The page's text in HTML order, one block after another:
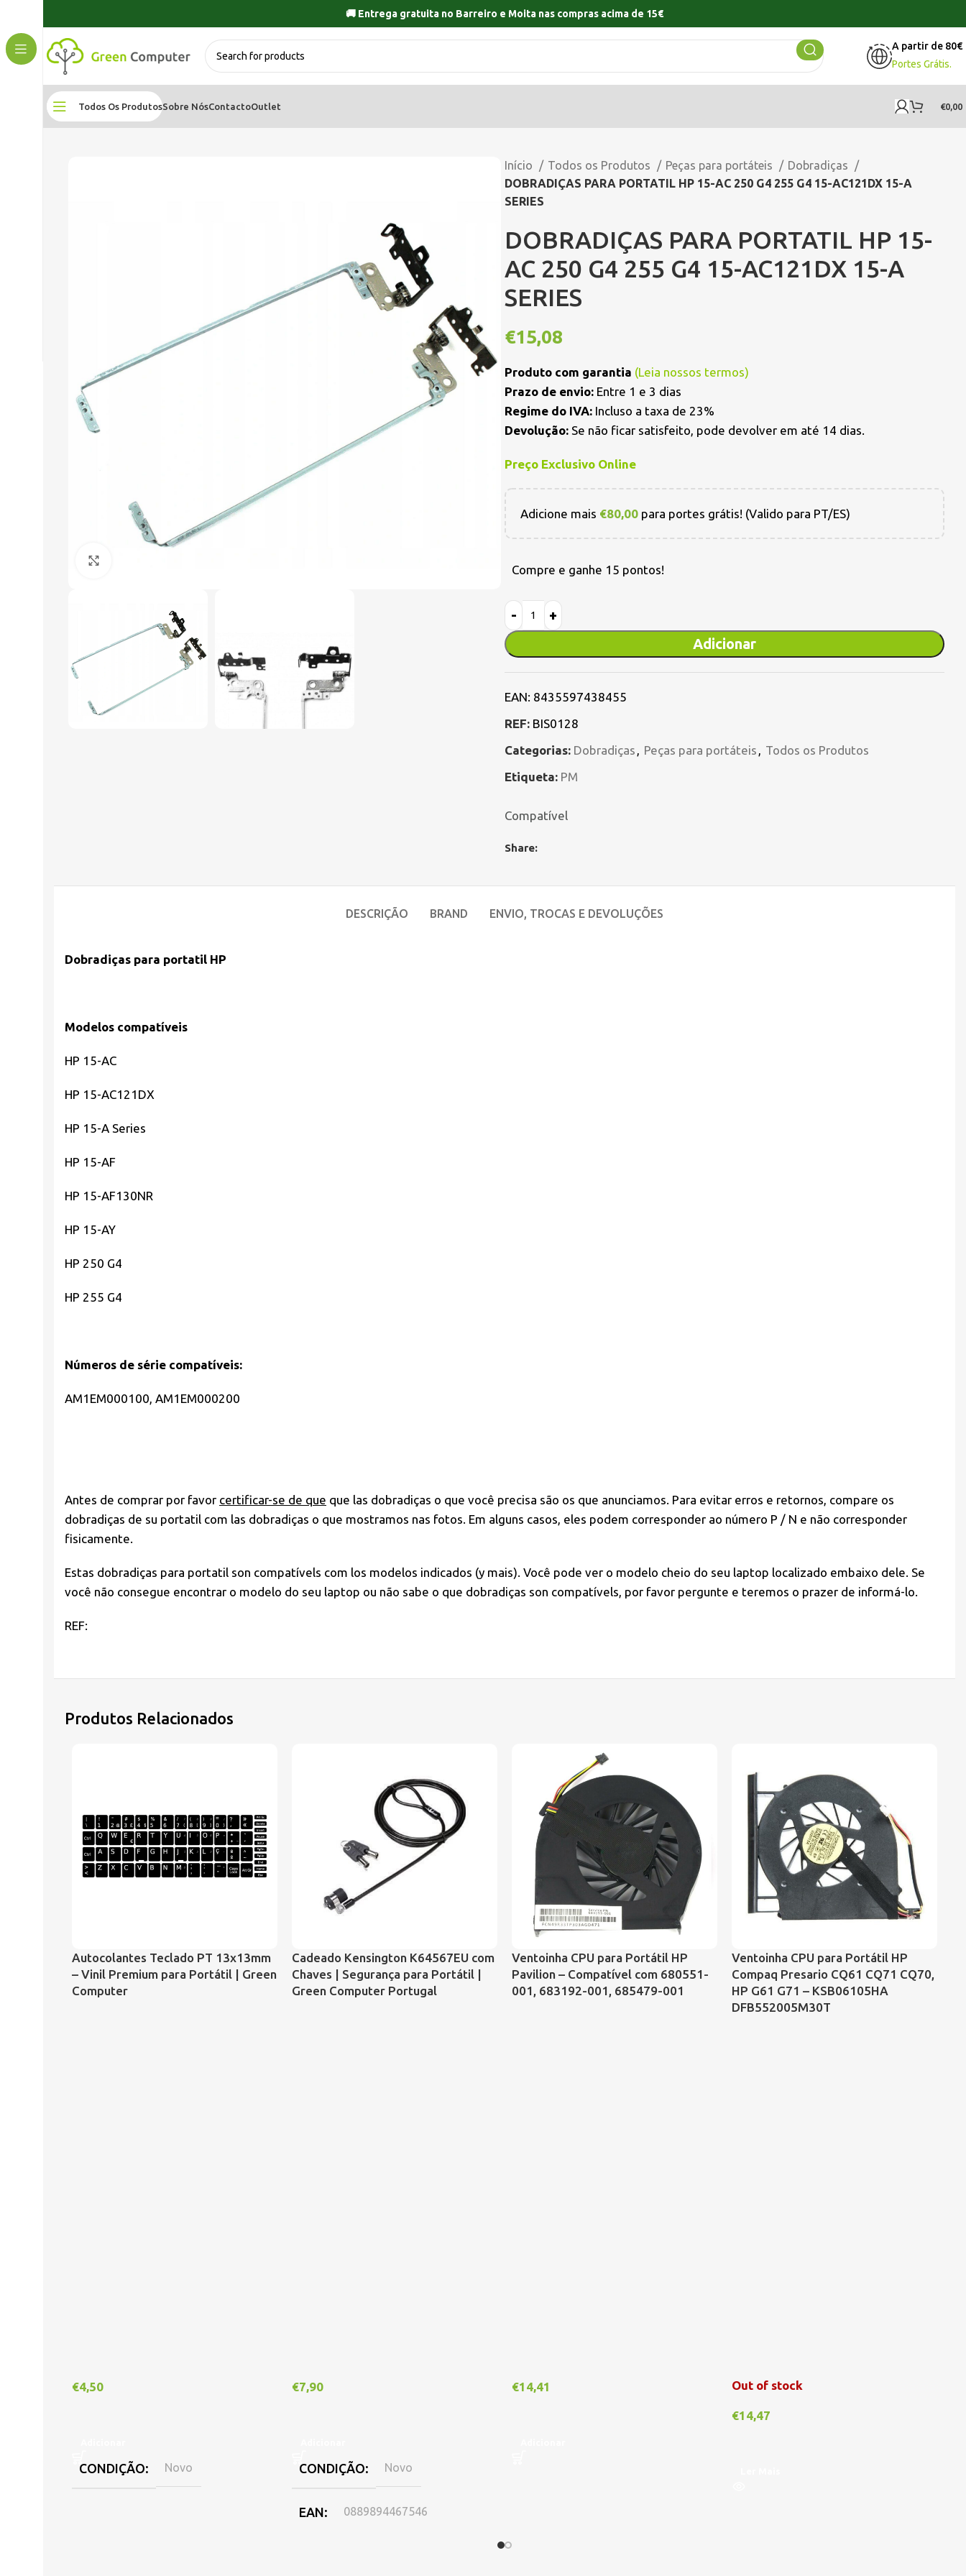
🚚 Entrega gratuita no Barreiro e Moita nas compras acima de 15€
A partir de 80€
Portes Grátis.
Todos Os ProdutosSobre NósContactoOutlet €0,00
Início Todos os Produtos Peças para portáteis
Dobradiças
DOBRADIÇAS PARA PORTATIL HP 15-AC 250 G4 255 G4 15-AC121DX 15-A
SERIES
DOBRADIÇAS PARA PORTATIL HP 15-
AC 250 G4 255 G4 15-AC121DX 15-A
SERIES
€15,08
Produto com garantia (Leia nossos termos)
Prazo de envio: Entre 1 e 3 dias
Regime do IVA: Incluso a taxa de 23%
Devolução: Se não ficar satisfeito, pode devolver em até 14 dias.
Preço Exclusivo Online
Adicione mais €80,00 para portes grátis! (Valido para PT/ES)
Compre e ganhe 15 pontos!
Adicionar
EAN: 8435597438455
REF: BIS0128
Categorias: Dobradiças , Peças para portáteis , Todos os Produtos
Etiqueta: PM
Compatível
Share:
DESCRIÇÃO BRAND ENVIO, TROCAS E DEVOLUÇÕES
Dobradiças para portatil HP
Modelos compatíveis
HP 15-AC
HP 15-AC121DX
HP 15-A Series
HP 15-AF
HP 15-AF130NR
HP 15-AY
HP 250 G4
HP 255 G4
Números de série compatíveis:
AM1EM000100, AM1EM000200
Antes de comprar por favor certificar-se de que que las dobradiças o que você precisa são os que anunciamos. Para evitar erros e retornos, compare os
dobradiças de su portatil com las dobradiças o que mostramos nas fotos. Em alguns casos, eles podem corresponder ao número P / N e não corresponder
fisicamente.
Estas dobradiças para portatil son compatívels com los modelos indicados (y mais). Você pode ver o modelo cheio do seu laptop localizado embaixo dele. Se
você não consegue encontrar o modelo do seu laptop ou não sabe o que dobradiças son compatívels, por favor pergunte e teremos o prazer de informá-lo.
REF:
Produtos Relacionados
Autocolantes Teclado PT 13x13mm
– Vinil Premium para Portátil | Green
Computer
€4,50
CONDIÇÃO Novo
Cadeado Kensington K64567EU com
Chaves | Segurança para Portátil |
Green Computer Portugal
€7,90
CONDIÇÃO Novo
EAN 0889894467546
Ventoinha CPU para Portátil HP
Pavilion – Compatível com 680551-
001, 683192-001, 685479-001
€14,41
Ventoinha CPU para Portátil HP
Compaq Presario CQ61 CQ71 CQ70,
HP G61 G71 – KSB06105HA
DFB552005M30T
Out of stock
€14,47